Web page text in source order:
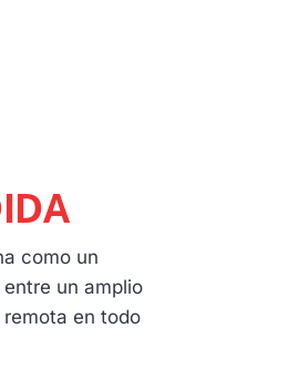
como un
un amplio
en todo